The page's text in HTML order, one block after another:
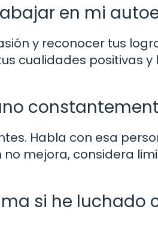
en mi
y reconocer tus
cualidades positivas
Habla con esa
mejora, considera
si he luchado